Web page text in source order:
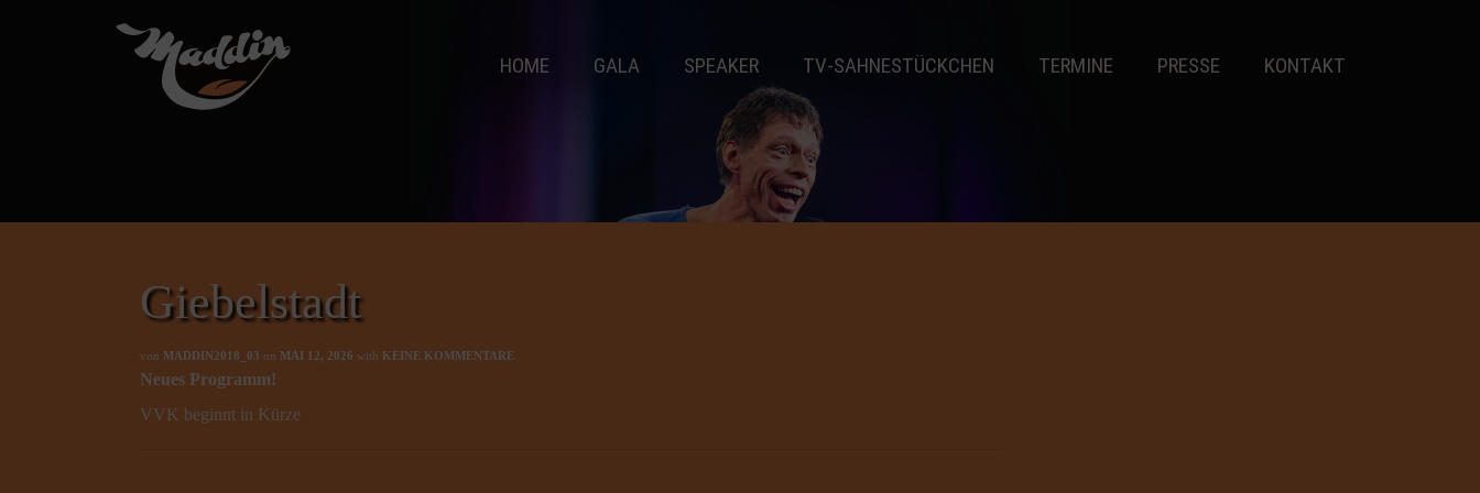
HOME GALA SPEAKER TV-SAHNESTÜCKCHEN TERMINE PRESSE KONTAKT
Giebelstadt
von MADDIN2018_03 on MAI 12, 2026 with KEINE KOMMENTARE
Neues Programm!
VVK beginnt in Kürze